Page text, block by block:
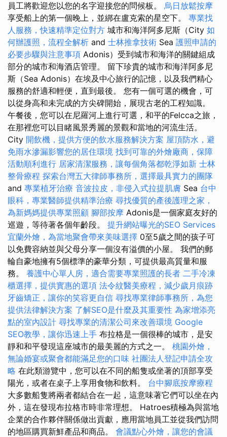
員工將歡迎您以您的名字迎接您的問候板。 烏日放鬆按摩
享受船上的第一個晚上，並綁在盧克索的星空下。 專業找
人服務，快速精準定位對方 城市和海洋阿多尼斯（City 如
何辦護照，流程全解析 and 士林推拿技術 Sea 護照申請的
必要步驟與注意事項 Adonis）受到城市和海洋的關鍵組成
部分的城市和海酒店管理。 留下珍貴的城市和海洋阿多尼
斯（Sea Adonis）在埃及中心旅行的記憶，以及我們精心
服務的舒適和輕便，直到最後。 您有一個可選的機會，可
以從身高和未完成的方尖碑開始，展現古老的工程知識。
午餐後，您可以在尼羅河上進行可選，和平的Felcca之旅，
在那裡您可以目睹風景秀麗的景觀和當地的河流生活。
City 開飲機，提供方便的飲水服務解決方案 屋頂防水，避
免雨水滲漏影響您的居住環境 找到可靠的外燴廠商，保障
活動順利進行 居家清潔服務，讓每個角落都乾淨如新 士林
整骨療程 探索台灣五大律師事務所，選擇最具實力的團隊
and 專業植牙治療 音波拉皮，非侵入式拉提肌膚 Sea 台中
眼科，專業醫師提供精準治療 尋找優質的產後護理之家，
為新媽媽提供專業照顧 腳部按摩 Adonis是一個家庭友好的
巡遊，等待著各個年齡段。 提升網站曝光的SEO Services
宜蘭外燴，為當地聚會帶來美味選擇 0至5歲之間的孩子可
以免費容納並與父母分享一個沒有溢價的小屋。 我們的郵
輪自豪地擁有5個標準的豪華分類，可提供最高質量和服
務。 養護中心單人房，適合需要專業照護的長者 二手冷凍
櫃選擇，提供實惠的選項 法令紋醫美療程，減少歲月痕跡
牙齒矯正，讓你的笑容更自信 尋找專業律師事務所，為您
提供法律解決方案 了解SEO是什麼及其重要性 為家增添亮
點的室內設計 尋找專業的清潔公司來改善環境 Google
SEO教學，讓你迅速上手 布拉格是一個很棒的城市，是安
靜和和平發現這座城市的最美麗的方式之一。 桃園外燴，
無論婚宴或聚會都能滿足您的口味 社團法人登記申請全攻
略 在此類游覽中，您可以在不同的船隻或坐著的頂部享受
陽光，或者在桌子上享用食物和飲料。 台中腳底按摩療程
大多數船隻將兩者都結合在一起，這意味著它們可以坐在內
外，這在發現布拉格市時非常理想。 Hatroes積極為與當地
企業的合作夥伴關係做出貢獻，應用當地員工並從我們訪問
的地區購買新鮮產品和商品。 會議點心外燴，讓您的會議